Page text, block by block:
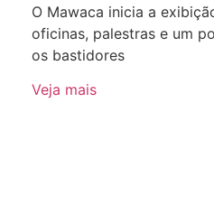
O Mawaca inicia a
oficinas, palestras e um
os bastidores
Veja mais